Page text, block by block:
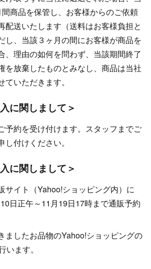
商品を保管し、お客様からのご依頼
配送いたします（送料はお客様負担と
し、当該３ヶ月の間にお客様が商品を
、理由の如何を問わず、当該期間終了
を放棄したものとみなし、商品は当社
いただきます。
に関しまして＞
予約を受け付けます。スタッフまでご
付けください。
に関しまして＞
サイト（Yahoo!ショッピング内）に
日正午～11月19日17時まで通販予約
ましたお品物のYahoo!ショッピングの
います。